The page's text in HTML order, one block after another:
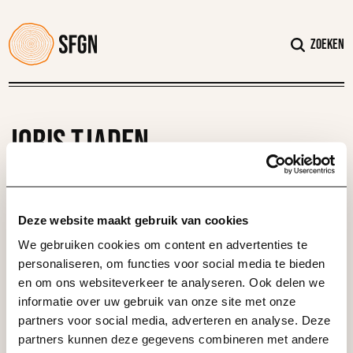
Deze website maakt gebruik van cookies
We gebruiken cookies om content en advertenties te
personaliseren, om functies voor social media te bieden
en om ons websiteverkeer te analyseren. Ook delen we
informatie over uw gebruik van onze site met onze
partners voor social media, adverteren en analyse. Deze
partners kunnen deze gegevens combineren met andere
Verder naar navigatie
Ga naar hoofdinhoud
Footer
Zoeken
Joris Tjaden